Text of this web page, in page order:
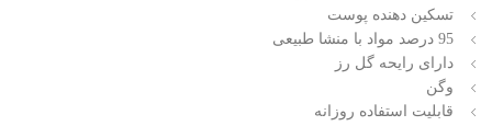
تسکین دهنده پوست
95 درصد مواد با منشا طبیعی
دارای رایحه گل رز
وگن
قابلیت استفاده روزانه